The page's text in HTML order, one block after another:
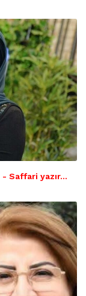
- Saffari yazır…